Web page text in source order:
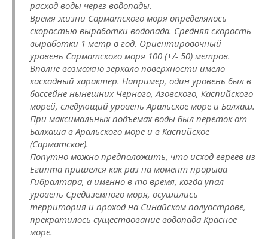
расход воды через водопады.
Время жизни Сарматского моря определялось
скоростью выработки водопада. Средняя скорость
выработки 1 метр в год. Ориентировочный
уровень Сарматского моря 100 (+/- 50) метров.
Вполне возможно зеркало поверхности имело
каскадный характер. Например, один уровень был в
бассейне нынешних Черного, Азовского, Каспийского
морей, следующий уровень Аральское море и Балхаш.
При максимальных подъемах воды был переток от
Балхаша в Аральского море и в Каспийское
(Сарматское).
Попутно можно предположить, что исход евреев из
Египта пришелся как раз на момент прорыва
Гибралтара, а именно в то время, когда упал
уровень Средиземного моря, осушились
территория и проход на Синайском полуострове,
прекратилось существование водопада Красное
море.